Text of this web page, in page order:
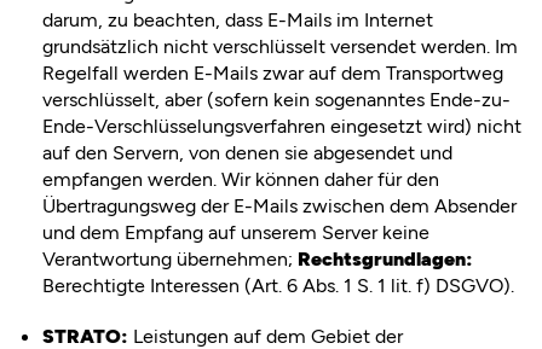
darum, zu beachten, dass E-Mails im Internet
grundsätzlich nicht verschlüsselt versendet werden. Im
Regelfall werden E-Mails zwar auf dem Transportweg
verschlüsselt, aber (sofern kein sogenanntes Ende-zu-
Ende-Verschlüsselungsverfahren eingesetzt wird) nicht
auf den Servern, von denen sie abgesendet und
empfangen werden. Wir können daher für den
Übertragungsweg der E-Mails zwischen dem Absender
und dem Empfang auf unserem Server keine
Verantwortung übernehmen; Rechtsgrundlagen:
Berechtigte Interessen (Art. 6 Abs. 1 S. 1 lit. f) DSGVO).
STRATO: Leistungen auf dem Gebiet der